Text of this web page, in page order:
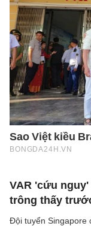
VAR 'cứu
trông thấy
Đội tuyển Singapore